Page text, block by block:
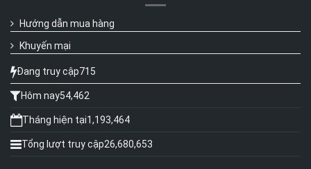
Hướng dẫn mua hàng
Khuyến mại
Đang truy cập715
Hôm nay54,462
Tháng hiện tại1,193,464
Tổng lượt truy cập26,680,653